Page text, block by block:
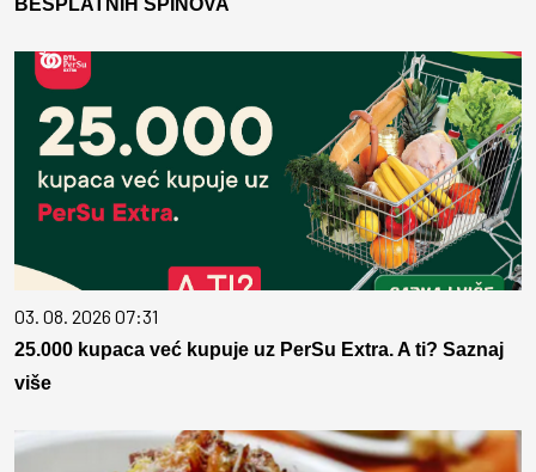
03. 08. 2026 07:31
25.000 kupaca već kupuje uz PerSu Extra. A ti? Saznaj
više